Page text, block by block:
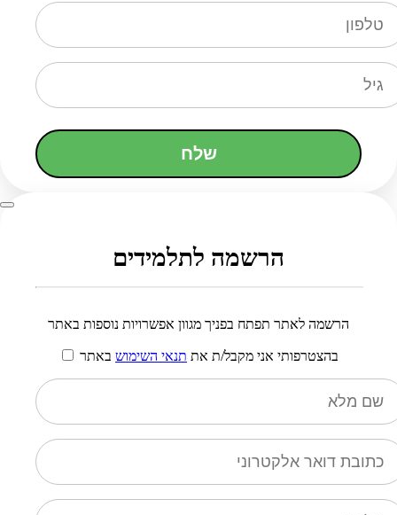
שלח
הרשמה לתלמידים
הרשמה לאתר תפתח בפניך מגוון אפשרויות נוספות באתר
בהצטרפותי אני מקבל/ת את תנאי השימוש באתר